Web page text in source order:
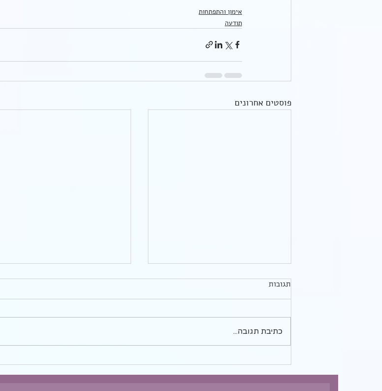
אימון והתפתחות
תודעה
פוסטים אחרונים
לחפור את הבאר במקום הנכון/
"ערך עצמי" - פרק 8 ואחרון
על "ערך עצמי". ככל שאנחנו עוסקות
בזה עולות לי עוד תובנות בעניין:
דיוקים, ותוספות. אולי יש גם מפתח
מפתח הערכים - לשאת את הכתר/
הסדרה שלנו על ערך עצמי. אני מקווה
ומאפשרת לתובנות שלך לחלחל ליום
תגובות
כתיבת תגובה...